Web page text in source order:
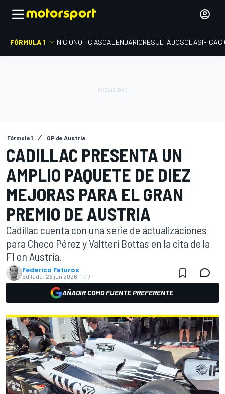
FÓRMULA 1 INICIONOTICIASCALENDARIORESULTADOS
Fórmula 1 GP de Austria
CADILLAC PRESENTA UN
AMPLIO PAQUETE DE DIEZ
MEJORAS PARA EL GRAN
PREMIO DE AUSTRIA
Cadillac cuenta con una serie de actualizaciones
para Checo Pérez y Valtteri Bottas en la cita de la
F1 en Austria.
Federico Faturos
Editado: 26 jun 2026, 11:17
AÑADIR COMO FUENTE PREFERENTE